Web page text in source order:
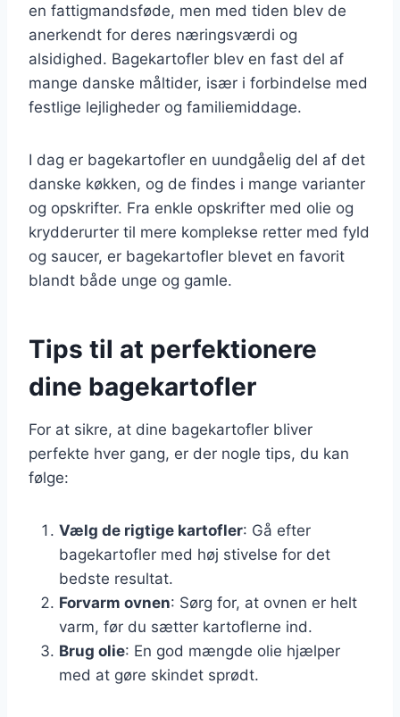
en fattigmandsføde, men med tiden blev de
anerkendt for deres næringsværdi og
alsidighed. Bagekartofler blev en fast del af
mange danske måltider, især i forbindelse med
festlige lejligheder og familiemiddage.
I dag er bagekartofler en uundgåelig del af det
danske køkken, og de findes i mange varianter
og opskrifter. Fra enkle opskrifter med olie og
krydderurter til mere komplekse retter med fyld
og saucer, er bagekartofler blevet en favorit
blandt både unge og gamle.
Tips til at perfektionere
dine bagekartofler
For at sikre, at dine bagekartofler bliver
perfekte hver gang, er der nogle tips, du kan
følge:
Vælg de rigtige kartofler: Gå efter
bagekartofler med høj stivelse for det
bedste resultat.
Forvarm ovnen: Sørg for, at ovnen er helt
varm, før du sætter kartoflerne ind.
Brug olie: En god mængde olie hjælper
med at gøre skindet sprødt.